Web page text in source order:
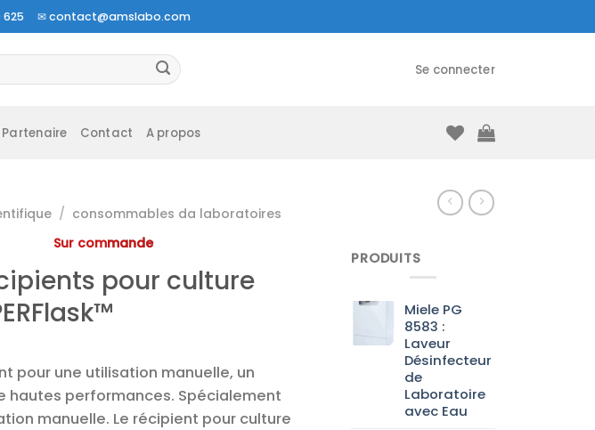
625 ✉contact@amslabo.com
Se connecter
Partenaire Contact A propos
/ consommables da laboratoires
Sur commande
pour culture
pour une utilisation manuelle, un
hautes performances. Spécialement
manuelle. Le récipient pour culture
PRODUITS
Miele PG
8583 :
Laveur
Désinfecteur
de
Laboratoire
avec Eau